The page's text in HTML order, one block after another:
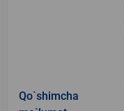
Qo`shimcha